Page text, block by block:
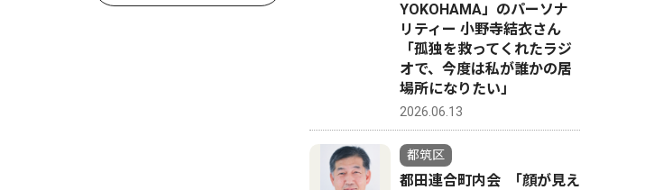
YOKOHAMA」のパーソナ
リティー 小野寺結衣さん
「孤独を救ってくれたラジ
オで、今度は私が誰かの居
場所になりたい」
2026.06.13
都筑区
都田連合町内会 ｢顔が見え